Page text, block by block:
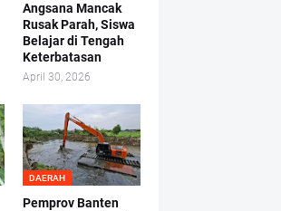
Angsana Mancak
Rusak Parah, Siswa
Belajar di Tengah
Keterbatasan
April 30, 2026
DAERAH
Pemprov Banten